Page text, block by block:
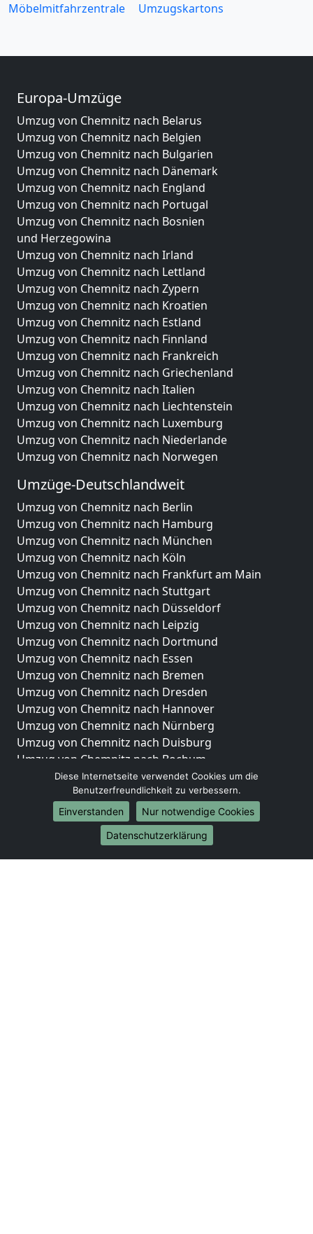
Möbelmitfahrzentrale
Umzugskartons
Europa-Umzüge
Umzug von Chemnitz nach Belarus
Umzug von Chemnitz nach Belgien
Umzug von Chemnitz nach Bulgarien
Umzug von Chemnitz nach Dänemark
Umzug von Chemnitz nach England
Umzug von Chemnitz nach Portugal
Umzug von Chemnitz nach Bosnien
und Herzegowina
Umzug von Chemnitz nach Irland
Umzug von Chemnitz nach Lettland
Umzug von Chemnitz nach Zypern
Umzug von Chemnitz nach Kroatien
Umzug von Chemnitz nach Estland
Umzug von Chemnitz nach Finnland
Umzug von Chemnitz nach Frankreich
Umzug von Chemnitz nach Griechenland
Umzug von Chemnitz nach Italien
Umzug von Chemnitz nach Liechtenstein
Umzug von Chemnitz nach Luxemburg
Umzug von Chemnitz nach Niederlande
Umzug von Chemnitz nach Norwegen
Umzüge-Deutschlandweit
Umzug von Chemnitz nach Berlin
Umzug von Chemnitz nach Hamburg
Umzug von Chemnitz nach München
Umzug von Chemnitz nach Köln
Umzug von Chemnitz nach Frankfurt am Main
Umzug von Chemnitz nach Stuttgart
Umzug von Chemnitz nach Düsseldorf
Umzug von Chemnitz nach Leipzig
Umzug von Chemnitz nach Dortmund
Umzug von Chemnitz nach Essen
Umzug von Chemnitz nach Bremen
Umzug von Chemnitz nach Dresden
Umzug von Chemnitz nach Hannover
Umzug von Chemnitz nach Nürnberg
Umzug von Chemnitz nach Duisburg
Umzug von Chemnitz nach Bochum
Umzug von Chemnitz nach Wuppertal
Umzug von Chemnitz nach Bielefeld
Umzug von Chemnitz nach Bonn
Umzug von Chemnitz nach Münster
Diese Internetseite verwendet Cookies um die
Benutzerfreundlichkeit zu verbessern.
Einverstanden
Nur notwendige Cookies
Datenschutzerklärung